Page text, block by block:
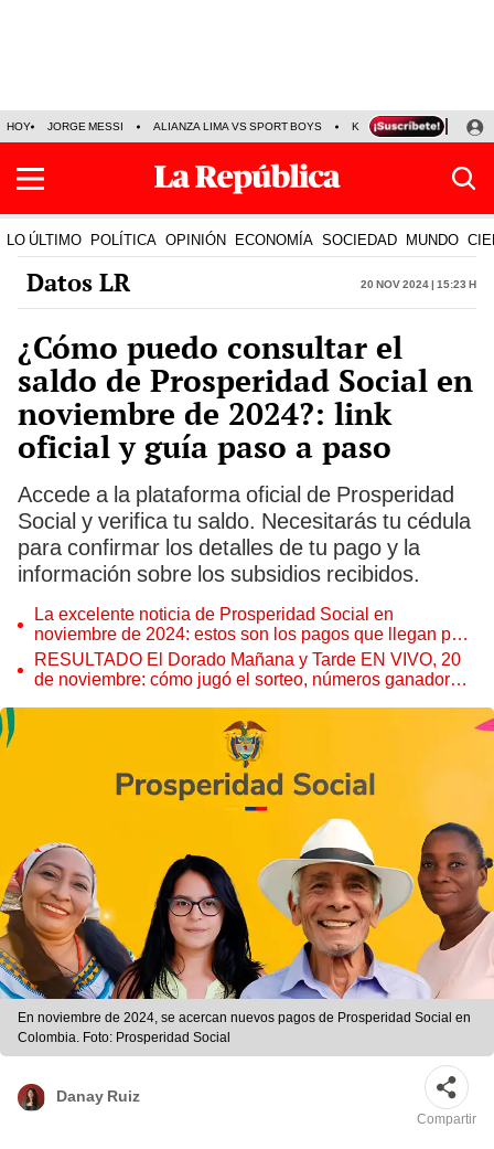
HOY JORGE MESSI ALIANZA LIMA VS SPORT BOYS KENJI FUJIMORI
LO ÚLTIMO POLÍTICA OPINIÓN ECONOMÍA SOCIEDAD MUNDO
Datos LR 20 Nov 2024 | 15:23 h
¿Cómo puedo consultar el
saldo de Prosperidad Social en
noviembre de 2024?: link
oficial y guía paso a paso
Accede a la plataforma oficial de Prosperidad
Social y verifica tu saldo. Necesitarás tu cédula
para confirmar los detalles de tu pago y la
información sobre los subsidios recibidos.
La excelente noticia de Prosperidad Social en
noviembre de 2024: estos son los pagos que llegan para
los beneficiarios
RESULTADO El Dorado Mañana y Tarde EN VIVO, 20
de noviembre: cómo jugó el sorteo, números ganadores
En noviembre de 2024, se acercan nuevos pagos de Prosperidad Social en
Colombia. Foto: Prosperidad Social
Danay Ruiz
Compartir